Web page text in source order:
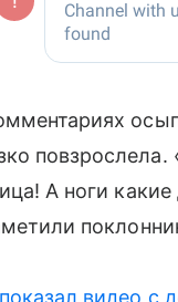
повзрослела.
А ноги
показал видео с